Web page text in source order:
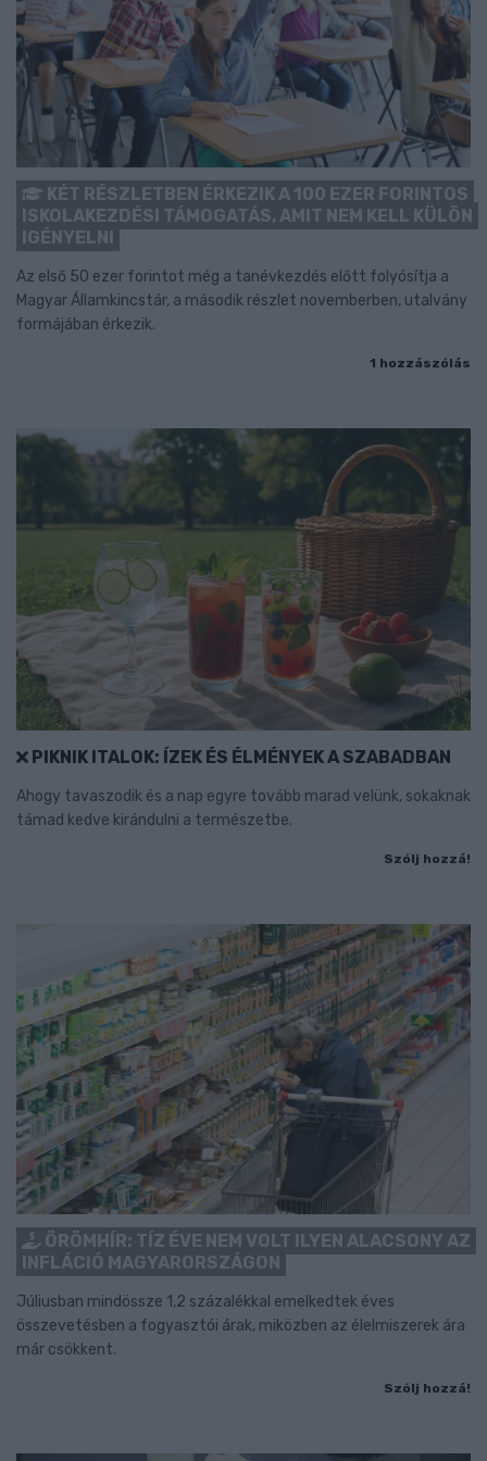
KÉT RÉSZLETBEN ÉRKEZIK A 100 EZER FORINTOS
ISKOLAKEZDÉSI TÁMOGATÁS, AMIT NEM KELL KÜLÖN
IGÉNYELNI
Az első 50 ezer forintot még a tanévkezdés előtt folyósítja a
Magyar Államkincstár, a második részlet novemberben, utalvány
formájában érkezik.
1 hozzászólás
PIKNIK ITALOK: ÍZEK ÉS ÉLMÉNYEK A SZABADBAN
Ahogy tavaszodik és a nap egyre tovább marad velünk, sokaknak
támad kedve kirándulni a természetbe.
Szólj hozzá!
ÖRÖMHÍR: TÍZ ÉVE NEM VOLT ILYEN ALACSONY AZ
INFLÁCIÓ MAGYARORSZÁGON
Júliusban mindössze 1,2 százalékkal emelkedtek éves
összevetésben a fogyasztói árak, miközben az élelmiszerek ára
már csökkent.
Szólj hozzá!